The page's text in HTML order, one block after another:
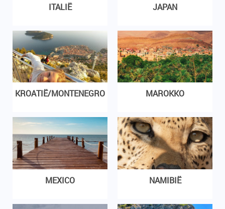
ITALIË JAPAN
KROATIË/MONTENEGRO MAROKKO
MEXICO NAMIBIË